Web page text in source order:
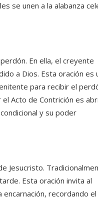
se unen a la alabanza
En ella, el creyente
a Dios. Esta oración es
para recibir el
Acto de Contrición es
y su poder
Jesucristo.
Esta oración invita al
recordando el